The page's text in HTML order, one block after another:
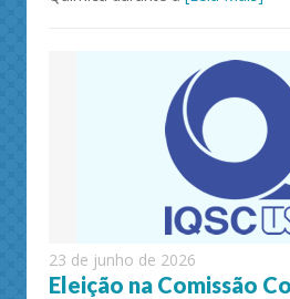
23 de junho de 2026
Eleição na Comissão